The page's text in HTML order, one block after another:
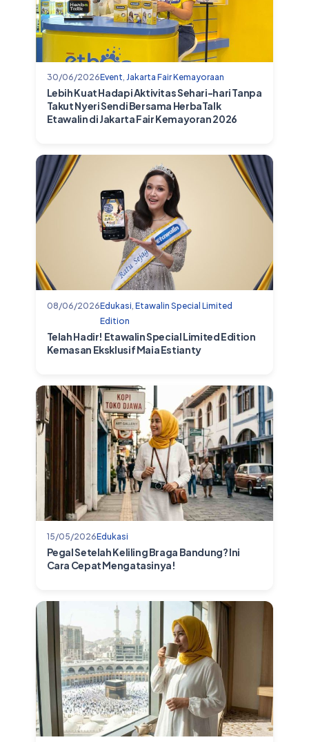
30/06/2026Event Jakarta Fair Kemayoraan
Lebih Kuat Hadapi Aktivitas Sehari-hari Tanpa
Takut Nyeri Sendi Bersama HerbaTalk
Etawalin di Jakarta Fair Kemayoran 2026
08/06/2026Edukasi Etawalin Special Limited
Edition
Telah Hadir! Etawalin Special Limited Edition
Kemasan Eksklusif Maia Estianty
15/05/2026Edukasi
Pegal Setelah Keliling Braga Bandung? Ini
Cara Cepat Mengatasinya!